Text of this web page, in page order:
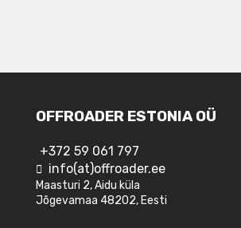
OFFROADER ESTONIA OÜ
+372 59 061 797
info(at)offroader.ee
Maasturi 2, Aidu küla
Jõgevamaa 48202, Eesti